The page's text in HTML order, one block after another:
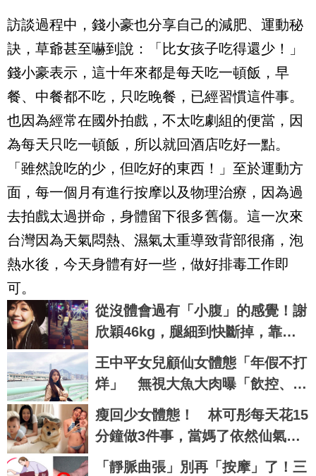
訪談過程中，錢小豪也分享自己的減肥、運動秘
訣，草爺甚至嚇到說：「比女孩子吃得還少！」
錢小豪表示，這十年來都是每天吃一頓飯，早
餐、中餐都不吃，只吃晚餐，已經習慣這件事。
也因為經常在國外拍戲，不太吃劇組的便當，因
為每天只吃一頓飯，所以就回酒店吃好一點。
「雖然說吃的少，但吃好的東西！」至於運動方
面，每一個月有進行按摩以及物理治療，因為過
去拍戲太過拼命，身體留下很多舊傷。這一次來
台灣因為天氣悶熱、濕氣太重導致背部很痛，泡
熱水後，今天身體有好一些，做好排毒工作即
可。
從沒體會過有「小腹」的感覺！謝
欣穎46kg，腿細到快斷掉，靠瑜
伽8招制伏可怕脂肪｜每日健康 He
alth
王中平女兒顧仙女體態「年假不打
烊」 無視大魚大肉曝「飲控、運
動」秘訣
瘦回少女體態！ 林可彤每天花15
分鐘做3件事，當媽了依然仙氣不
減
「靜脈曲張」別再「按摩」了！三